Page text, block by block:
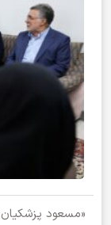
«مسعود